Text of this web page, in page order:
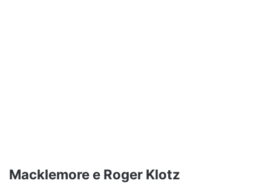
Macklemore e Roger Klotz